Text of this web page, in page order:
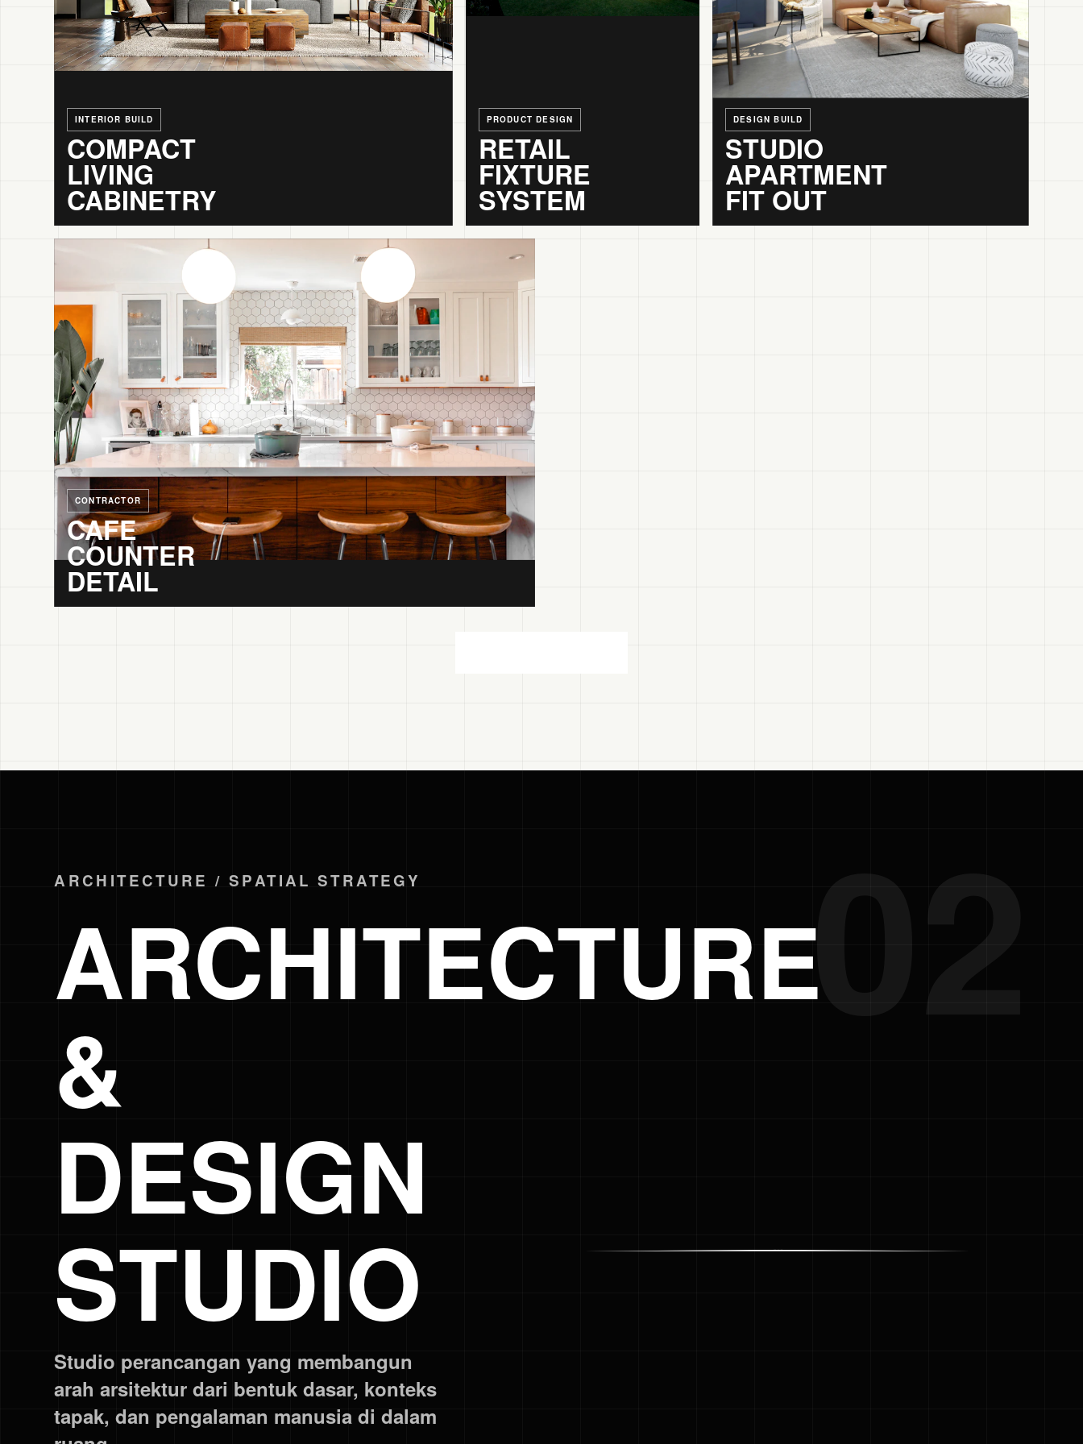
INTERIOR BUILD
COMPACT
LIVING
CABINETRY
PRODUCT DESIGN
RETAIL
FIXTURE
SYSTEM
DESIGN BUILD
STUDIO
APARTMENT
FIT OUT
CONTRACTOR
CAFE
COUNTER
DETAIL
02
ARCHITECTURE / SPATIAL STRATEGY
ARCHITECTURE
&
DESIGN
STUDIO
Studio perancangan yang membangun
arah arsitektur dari bentuk dasar, konteks
tapak, dan pengalaman manusia di dalam